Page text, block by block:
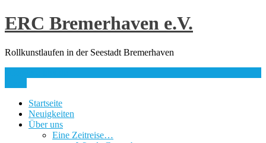
Skip
to
ERC Bremerhaven e.V.
Rollkunstlaufen in der Seestadt Bremerhaven
Startseite
Neuigkeiten
Über uns
Eine Zeitreise…